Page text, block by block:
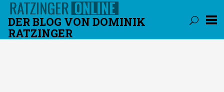
DER BLOG VON DOMINIK
RATZINGER